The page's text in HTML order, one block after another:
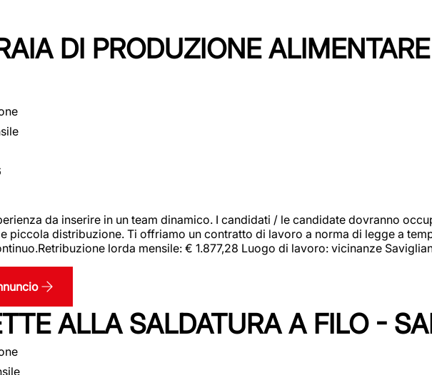
DI PRODUZIONE
da inserire in un team dinamico. I candidati / le candidate dovranno
piccola distribuzione. Ti offriamo un contratto di lavoro a norma di legge a
lorda mensile: € 1.877,28 Luogo di lavoro: vicinanze
ALLA SALDATURA A FILO -